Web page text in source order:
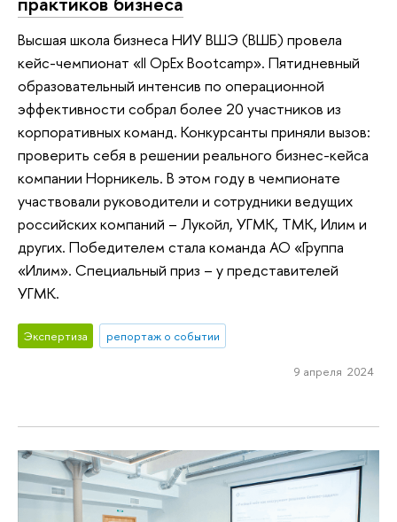
Высшая школа бизнеса НИУ ВШЭ (ВШБ) провела
кейс-чемпионат «II OpEx Bootcamp». Пятидневный
образовательный интенсив по операционной
эффективности собрал более 20 участников из
корпоративных команд. Конкурсанты приняли вызов:
проверить себя в решении реального бизнес-кейса
компании Норникель. В этом году в чемпионате
участвовали руководители и сотрудники ведущих
российских компаний – Лукойл, УГМК, ТМК, Илим и
других. Победителем стала команда АО «Группа
«Илим». Специальный приз – у представителей
УГМК.
Экспертиза репортаж о событии
9 апреля 2024